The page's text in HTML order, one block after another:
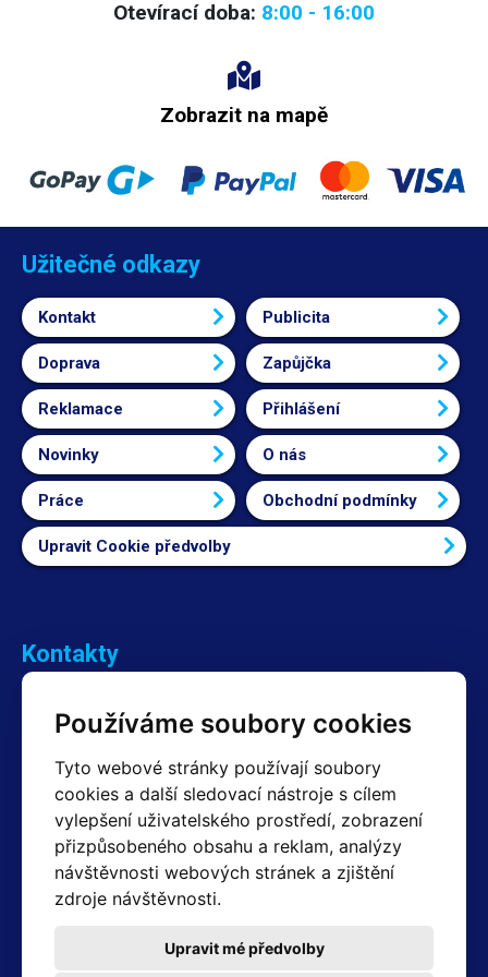
Používáme soubory cookies
Tyto webové stránky používají soubory
cookies a další sledovací nástroje s cílem
vylepšení uživatelského prostředí, zobrazení
přizpůsobeného obsahu a reklam, analýzy
návštěvnosti webových stránek a zjištění
zdroje návštěvnosti.
Upravit mé předvolby
zaschnutí pružné (ohebné).
Otevírací doba: 8:00 - 16:00
Zobrazit na mapě
Užitečné odkazy
Kontakt Publicita
Doprava Zapůjčka
Reklamace Přihlášení
Novinky O nás
Práce Obchodní podmínky
Upravit Cookie předvolby
Kontakty
+420 603 357 606 +420 605 234 204
Fakturační a expediční oddělení
+420 605 259 759 (Po–Pá: 7:30 – 15:00)
Technické oddělení
+420 603 355 085 (Po–Pá: 8:00 – 16:00)
servis@hotair.cz
Platba jen v hotovosti